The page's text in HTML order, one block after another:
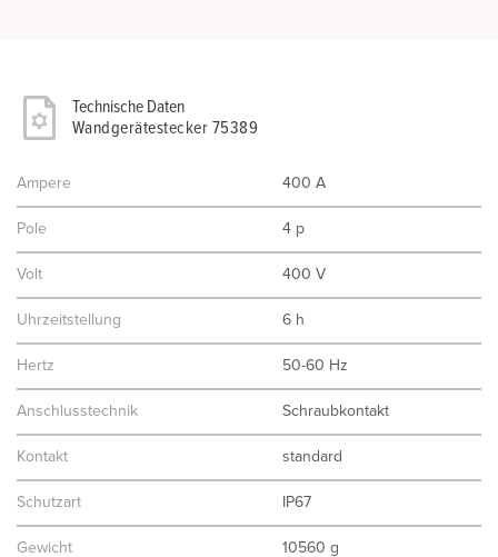
Technische Daten
Wandgerätestecker 75389
Ampere 400 A
Pole 4 p
Volt 400 V
Uhrzeitstellung 6 h
Hertz 50-60 Hz
Anschlusstechnik Schraubkontakt
Kontakt standard
Schutzart IP67
Gewicht 10560 g